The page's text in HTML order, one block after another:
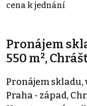
cena k jednání
Pronájem
550 m²,
Pronájem skladu,
Praha - západ,